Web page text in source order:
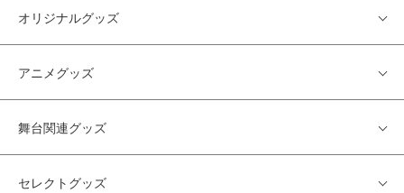
オリジナルグッズ
アニメグッズ
舞台関連グッズ
セレクトグッズ